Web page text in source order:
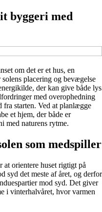
byggeri med
om det er et hus, en
placering og bevægelse
der kan give både lys
med overophedning
starten. Ved at planlægge
et hjem, der både er
med naturens rytme.
som medspiller
orientere huset rigtigt på
syd det meste af året, og derfor
mod syd. Det giver
i vinterhalvåret, hvor varmen